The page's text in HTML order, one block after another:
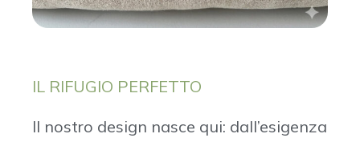
IL RIFUGIO PERFETTO
Il nostro design nasce qui: dall’esigenza